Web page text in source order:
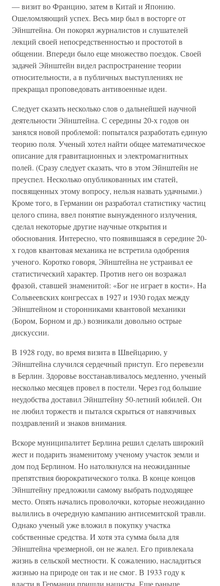
— визит во Францию, затем в Китай и Японию.
Ошеломляющий успех. Весь мир был в восторге от
Эйнштейна. Он покорял журналистов и слушателей
лекций своей непосредственностью и простотой в
общении. Впереди было еще множество поездок. Своей
задачей Эйнштейн видел распространение теории
относительности, а в публичных выступлениях не
прекращал проповедовать антивоенные идеи.
Следует сказать несколько слов о дальнейшей научной
деятельности Эйнштейна. С середины 20-х годов он
занялся новой проблемой: попытался разработать единую
теорию поля. Ученый хотел найти общее математическое
описание для гравитационных и электромагнитных
полей. (Сразу следует сказать, что в этом Эйнштейн не
преуспел. Несколько опубликованных им статей,
посвященных этому вопросу, нельзя назвать удачными.)
Кроме того, в Германии он разработал статистику частиц
целого спина, ввел понятие вынужденного излучения,
сделал некоторые другие научные открытия и
обоснования. Интересно, что появившаяся в середине 20-
х годов квантовая механика не встретила одобрения
ученого. Коротко говоря, Эйнштейна не устраивал ее
статистический характер. Против него он возражал
фразой, ставшей знаменитой: «Бог не играет в кости». На
Сольвеевских конгрессах в 1927 и 1930 годах между
Эйнштейном и сторонниками квантовой механики
(Бором, Борном и др.) возникали довольно острые
дискуссии.
В 1928 году, во время визита в Швейцарию, у
Эйнштейна случился сердечный приступ. Его перевезли
в Берлин. Здоровье восстанавливалось медленно, ученый
несколько месяцев провел в постели. Через год большие
неудобства доставил Эйнштейну 50-летний юбилей. Он
не любил торжеств и пытался скрыться от навязчивых
поздравлений и знаков внимания.
Вскоре муниципалитет Берлина решил сделать широкий
жест и подарить знаменитому ученому участок земли и
дом под Берлином. Но натолкнулся на неожиданные
препятствия бюрократического толка. В конце концов
Эйнштейну предложили самому выбрать подходящее
место. Опять начались проволочки, которые неожиданно
вылились в очередную кампанию антисемитской травли.
Однако ученый уже вложил в покупку участка
собственные средства. И хотя эта сумма была для
Эйнштейна чрезмерной, он не жалел. Его привлекала
жизнь в сельской местности. К сожалению, насладиться
жизнью на природе он так и не смог. В 1933 году к
власти в Германии пришли нацисты. Еще раньше,